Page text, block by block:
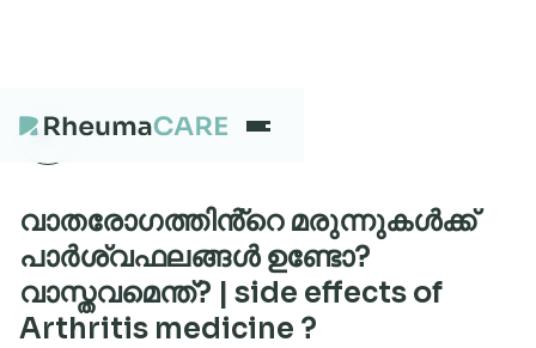
What we treat
Our Centres
വാതരോഗത്തിൻ്റെ മരുന്നുകൾക്ക്
പാർശ്വഫലങ്ങൾ ഉണ്ടോ?
വാസ്തവമെന്ത്? | side effects of
Arthritis medicine ?